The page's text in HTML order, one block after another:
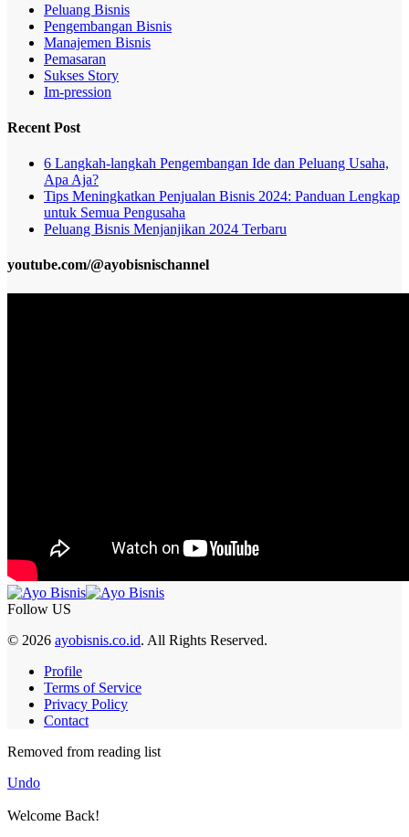
Peluang Bisnis
Pengembangan Bisnis
Manajemen Bisnis
Pemasaran
Sukses Story
Im-pression
Recent Post
6 Langkah-langkah Pengembangan Ide dan Peluang Usaha,
Apa Aja?
Tips Meningkatkan Penjualan Bisnis 2024: Panduan Lengkap
untuk Semua Pengusaha
Peluang Bisnis Menjanjikan 2024 Terbaru
youtube.com/@ayobisnischannel
Follow US
© 2026 ayobisnis.co.id. All Rights Reserved.
Profile
Terms of Service
Privacy Policy
Contact
Removed from reading list
Undo
Welcome Back!